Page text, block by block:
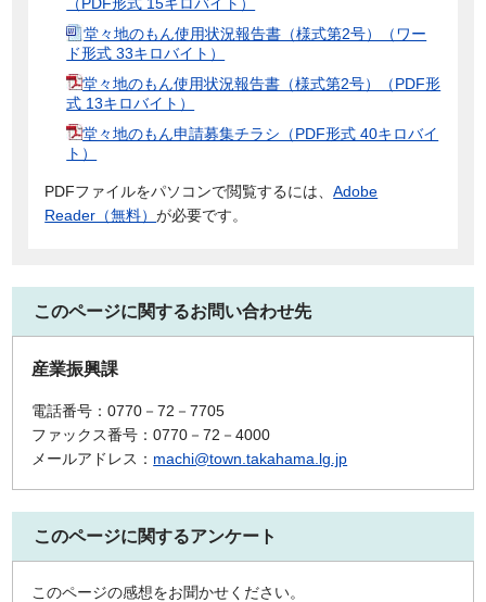
堂々地のもん使用状況報告書（様式第2号）（ワー
ド形式 33キロバイト）
堂々地のもん使用状況報告書（様式第2号）（PDF形
式 13キロバイト）
堂々地のもん申請募集チラシ（PDF形式 40キロバイ
ト）
PDFファイルをパソコンで閲覧するには、Adobe
Reader（無料）が必要です。
このページに関するお問い合わせ先
産業振興課
電話番号：0770－72－7705
ファックス番号：0770－72－4000
メールアドレス： machi@town.takahama.lg.jp
このページに関するアンケート
このページの感想をお聞かせください。